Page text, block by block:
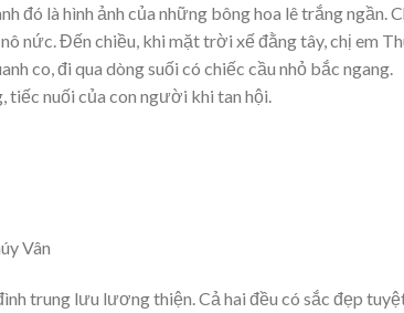
đó là hình ảnh của những bông hoa lê trắng ngần.
nức. Đến chiều, khi mặt trời xế đằng tây, chị em
co, đi qua dòng suối có chiếc cầu nhỏ bắc ngang.
nuối của con người khi tan hội.
Vân
trung lưu lương thiện. Cả hai đều có sắc đẹp